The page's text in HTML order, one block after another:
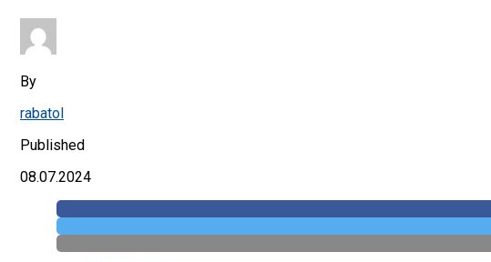
By
rabatol
Published
08.07.2024